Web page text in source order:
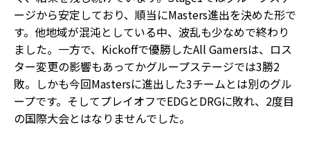
ージから安定しており、順当にMasters進出を決めた形で
す。他地域が混沌としている中、波乱も少なめで終わり
ました。一方で、Kickoffで優勝したAll Gamersは、ロス
ター変更の影響もあってかグループステージでは3勝2
敗。しかも今回Mastersに進出した3チームとは別のグル
ープです。そしてプレイオフでEDGとDRGに敗れ、2度目
の国際大会とはなりませんでした。